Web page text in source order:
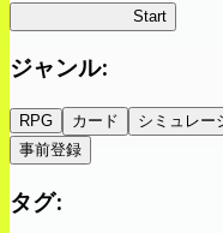
Start
ジャンル:
RPG カード シミュレー
事前登録
タグ: